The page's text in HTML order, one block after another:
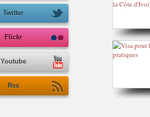
Twitter
Flickr
Youtube
Rss